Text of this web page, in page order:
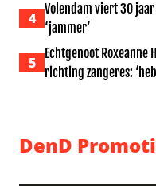
4
Volendam viert 30
‘jammer’
5
Echtgenoot
richting zangeres:
DenD